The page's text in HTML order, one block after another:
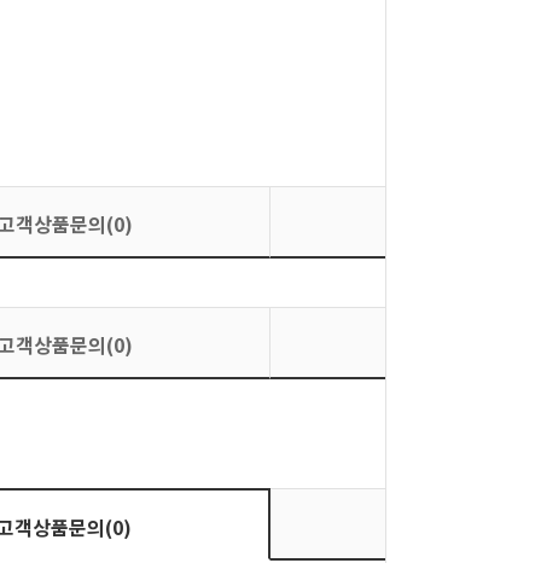
객상품문의(0)
객상품문의(0)
객상품문의(0)